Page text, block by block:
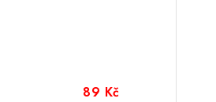
89 Kč